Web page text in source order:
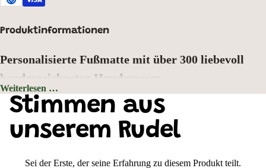
Produktinformationen
Personalisierte Fußmatte mit über 300 liebevoll
handgezeichneten Hunderassen
Zeigen Sie schon an der Haustür, wer hier zu Hause ist. Wählen Sie aus
300 liebevoll handgezeichneten HunderassenIhr Lieblingsmotiv und
gestalten Sie Ihre ganz persönliche Fußmatte mit Wunschtext oder
Hundenamen. Jedes Motiv wurde mit viel Liebe zum Detail gezeichnet und
Weiterlesen …
Hintergrundfarbe: Grau
Stimmen aus
unserem Rudel
Sei der Erste, der seine Erfahrung zu diesem Produkt teilt.